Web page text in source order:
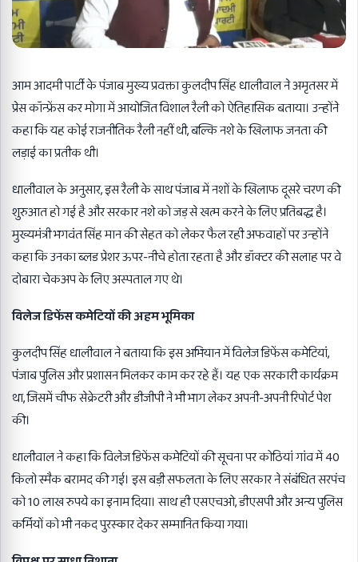
आम आदमी पार्टी के पंजाब मुख्य प्रवक्ता कुलदीप सिंह धालीवाल ने अमृतसर में
प्रेस कॉन्फ्रेंस कर मोगा में आयोजित विशाल रैली को ऐतिहासिक बताया। उन्होंने
कहा कि यह कोई राजनीतिक रैली नहीं थी, बल्कि नशे के खिलाफ जनता की
लड़ाई का प्रतीक थी।
धालीवाल के अनुसार, इस रैली के साथ पंजाब में नशों के खिलाफ दूसरे चरण की
शुरुआत हो गई है और सरकार नशे को जड़ से खत्म करने के लिए प्रतिबद्ध है।
मुख्यमंत्री भगवंत सिंह मान की सेहत को लेकर फैल रही अफवाहों पर उन्होंने
कहा कि उनका ब्लड प्रेशर ऊपर-नीचे होता रहता है और डॉक्टर की सलाह पर वे
दोबारा चेकअप के लिए अस्पताल गए थे।
विलेज डिफेंस कमेटियों की अहम भूमिका
कुलदीप सिंह धालीवाल ने बताया कि इस अभियान में विलेज डिफेंस कमेटियां,
पंजाब पुलिस और प्रशासन मिलकर काम कर रहे हैं। यह एक सरकारी कार्यक्रम
था, जिसमें चीफ सेक्रेटरी और डीजीपी ने भी भाग लेकर अपनी-अपनी रिपोर्ट पेश
की।
धालीवाल ने कहा कि विलेज डिफेंस कमेटियों की सूचना पर कोठियां गांव में 40
किलो स्मैक बरामद की गई। इस बड़ी सफलता के लिए सरकार ने संबंधित सरपंच
को 10 लाख रुपये का इनाम दिया। साथ ही एसएचओ, डीएसपी और अन्य पुलिस
कर्मियों को भी नकद पुरस्कार देकर सम्मानित किया गया।